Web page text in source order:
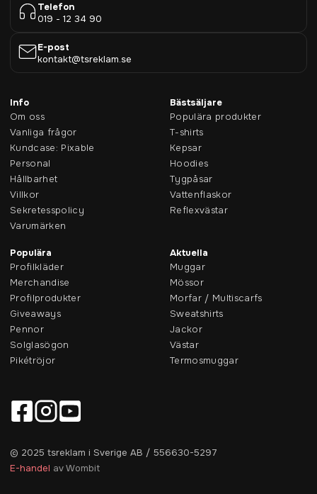
Telefon
019 - 12 34 90
E-post
kontakt@tsreklam.se
Info
Om oss
Vanliga frågor
Kundcase: Pixable
Personal
Hållbarhet
Villkor
Sekretesspolicy
Varumärken
Bästsäljare
Populära produkter
T-shirts
Kepsar
Hoodies
Tygpåsar
Vattenflaskor
Reflexvästar
Populära
Profilkläder
Merchandise
Profilprodukter
Giveaways
Pennor
Solglasögon
Pikétröjor
Aktuella
Muggar
Mössor
Morfar / Multiscarfs
Sweatshirts
Jackor
Västar
Termosmuggar
© 2025 tsreklam i Sverige AB / 556630-5297
E-handel av Wombit